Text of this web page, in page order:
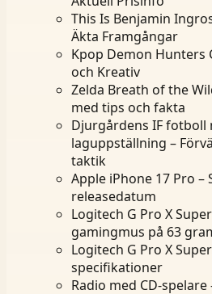
This Is Benjamin
Äkta Framgångar
Kpop Demon Hunters
och Kreativ
Zelda Breath of the
med tips och fakta
Djurgårdens IF fotboll
laguppställning –
taktik
Apple iPhone 17 Pro
releasedatum
Logitech G Pro X
gamingmus på 63
Logitech G Pro X
specifikationer
Radio med CD-